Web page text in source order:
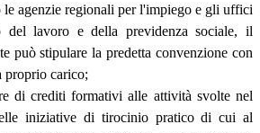
le agenzie regionali per l'impiego e gli uffici
del lavoro e della previdenza sociale, il
può stipulare la predetta convenzione con
proprio carico;
di crediti formativi alle attività svolte nel
iniziative di tirocinio pratico di cui al